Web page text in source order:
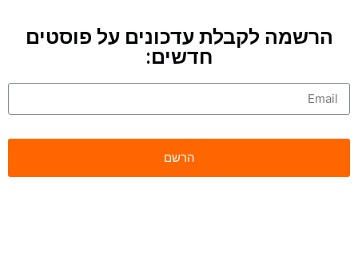
הרשמה לקבלת עדכונים על פוסטים
חדשים: